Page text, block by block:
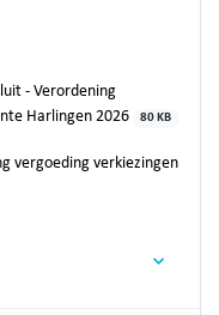
- Verordening
Harlingen 2026
80 KB
vergoeding verkiezingen